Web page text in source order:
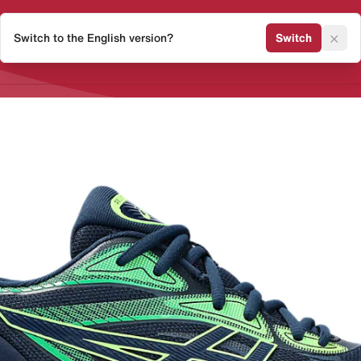
Release Kalender Sneaker
Switch to the English version? Switch ×